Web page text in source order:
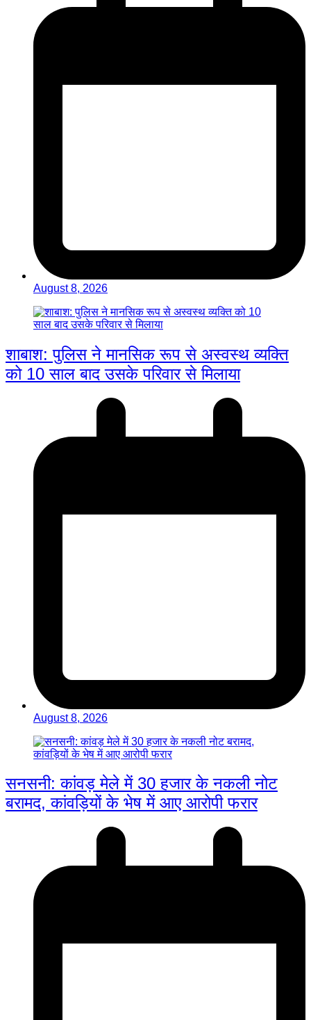
August 8, 2026
शाबाश: पुलिस ने मानसिक रूप से अस्वस्थ व्यक्ति
को 10 साल बाद उसके परिवार से मिलाया
August 8, 2026
सनसनी: कांवड़ मेले में 30 हजार के नकली नोट
बरामद, कांवड़ियों के भेष में आए आरोपी फरार